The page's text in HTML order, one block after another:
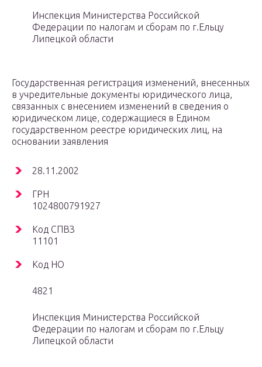
Инспекция Министерства Российской
Федерации по налогам и сборам по г.Ельцу
Липецкой области
Государственная регистрация изменений, внесенных
в учредительные документы юридического лица,
связанных с внесением изменений в сведения о
юридическом лице, содержащиеся в Едином
государственном реестре юридических лиц, на
основании заявления
28.11.2002
ГРН
1024800791927
Код СПВЗ
11101
Код НО
4821
Инспекция Министерства Российской
Федерации по налогам и сборам по г.Ельцу
Липецкой области